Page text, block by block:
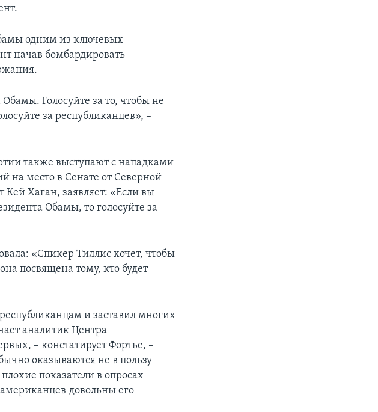
одним из ключевых
начав бомбардировать
Голосуйте за то, чтобы не
за республиканцев», –
также выступают с нападками
на место в Сенате от Северной
Кей Хаган, заявляет: «Если вы
Обамы, то голосуйте за
«Спикер Тиллис хочет, чтобы
посвящена тому, кто будет
и заставил многих
аналитик Центра
– констатирует Фортье, –
оказываются не в пользу
показатели в опросах
довольны его